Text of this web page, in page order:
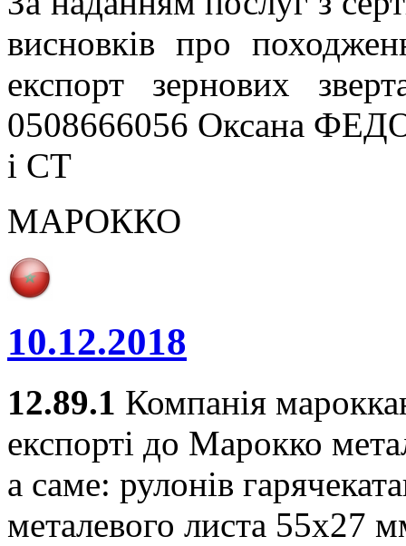
висновків про
експорт зернових
0508666056 Оксана
і СТ
МАРОККО
10.12.2018
12.89.1 Компанія
експорті до Марокко
а саме: рулонів
металевого листа 55х27